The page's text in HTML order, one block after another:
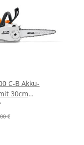
C-B Akku-
30cm
€